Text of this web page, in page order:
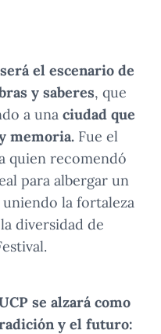
el escenario de
y saberes, que
a una ciudad que
memoria. Fue el
quien recomendó
para albergar un
la fortaleza
diversidad de
se alzará como
y el futuro: